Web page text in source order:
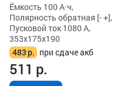
Ёмкость 100 А·ч,
Полярность обратная [- +],
Пусковой ток 1080 А,
353x175x190
483р. при сдаче акб
511 р.